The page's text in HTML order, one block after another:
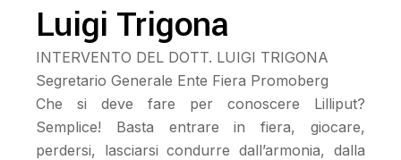
Luigi Trigona
INTERVENTO DEL DOTT. LUIGI TRIGONA
Segretario Generale Ente Fiera Promoberg
Che si deve fare per conoscere Lilliput?
Semplice! Basta entrare in fiera, giocare,
perdersi, lasciarsi condurre dall’armonia, dalla